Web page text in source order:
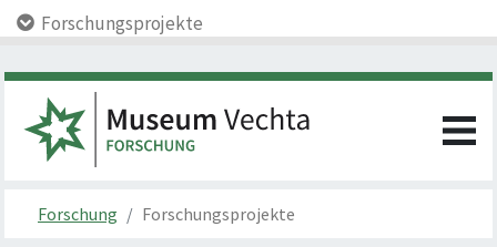
Forschungsprojekte
Forschung Forschungsprojekte